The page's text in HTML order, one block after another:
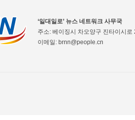
‘일대일로’ 뉴스 네트워크 사무국
주소: 베이징시 차오양구 진타이시
이메일: brnn@people.cn